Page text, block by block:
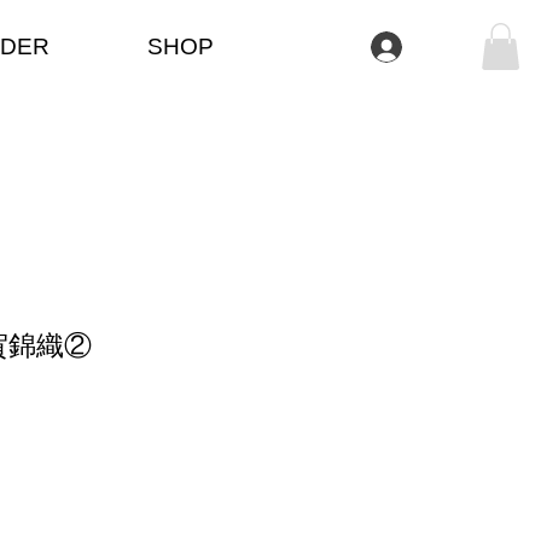
SHOP Se connecter
錦織②